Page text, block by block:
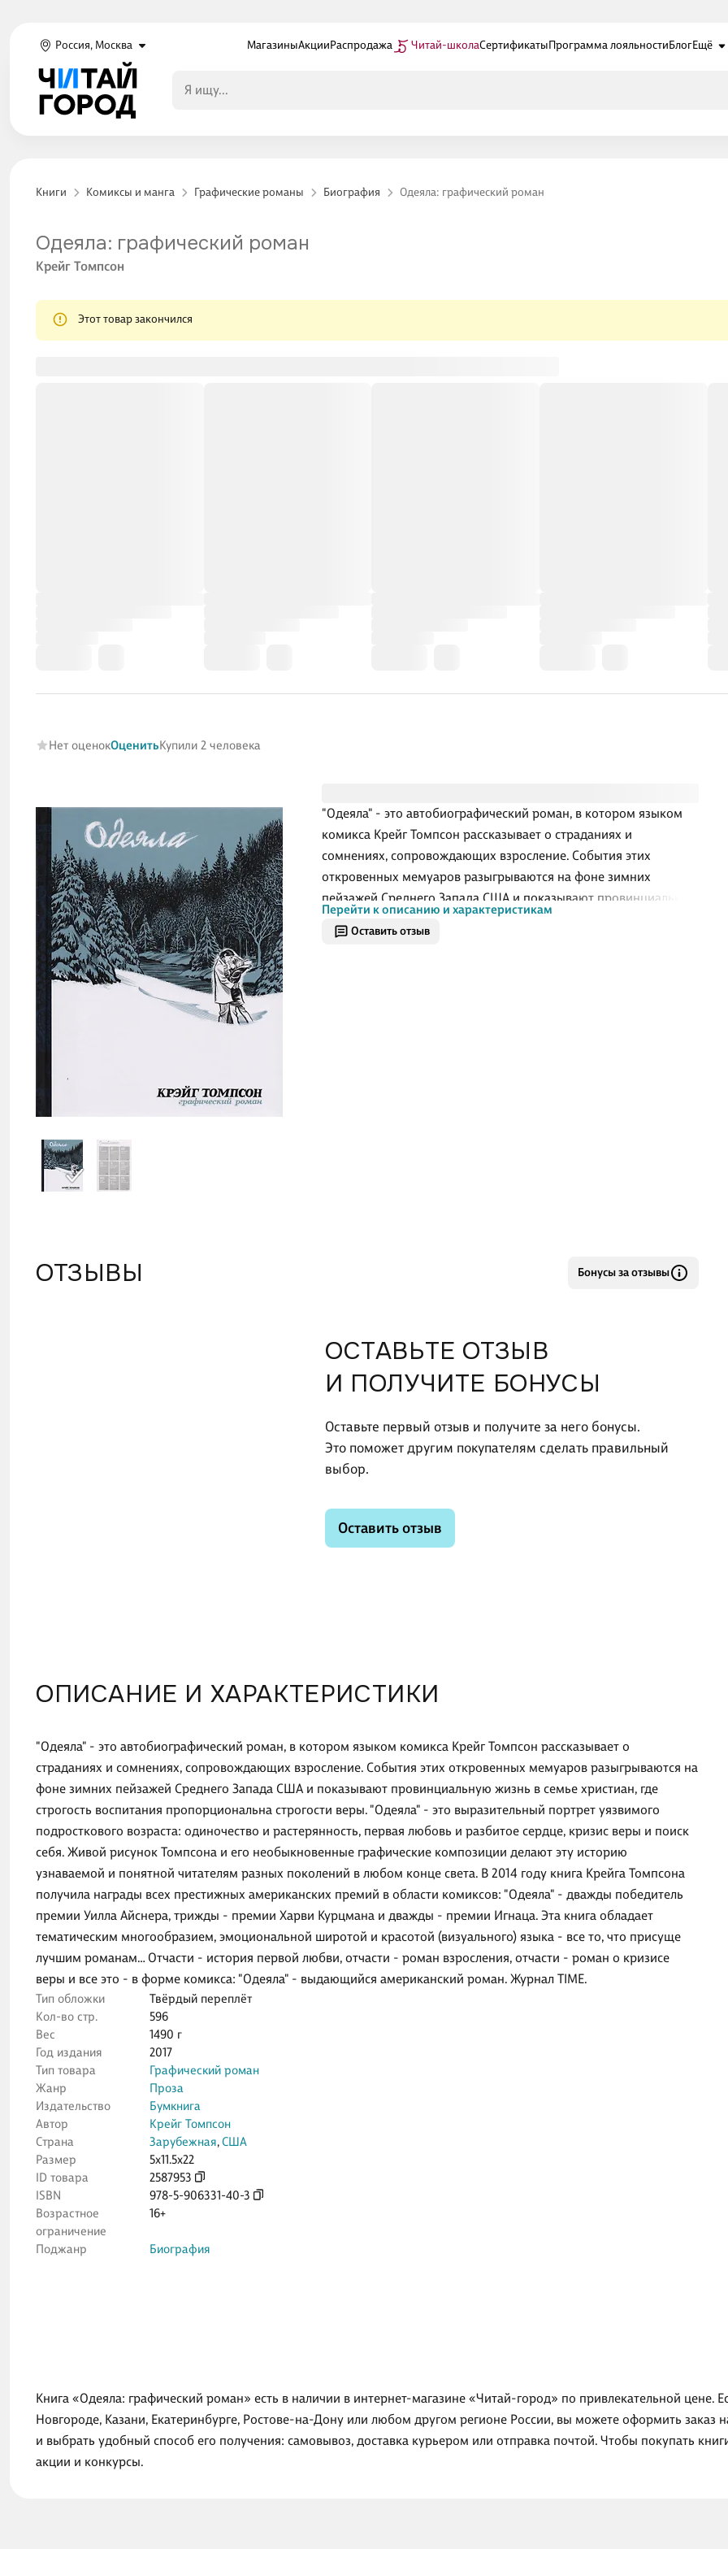
Россия, Москва МагазиныАкцииРаспродажа Читай-школаСертификатыПрограмма лояльностиБлогЕщё
Книги Комиксы и манга Графические романы Биография Одеяла: графический роман
Оставить отзыв
"Одеяла" - это автобиографический роман, в котором языком
комикса Крейг Томпсон рассказывает о страданиях и
сомнениях, сопровождающих взросление. События этих
откровенных мемуаров разыгрываются на фоне зимних
пейзажей Среднего Запада США и показывают провинциальную
жизнь в семье христиан, где строгость воспитания
пропорциональна строгости веры. "Одеяла" - это
Перейти к описанию и характеристикам
Одеяла: графический роман
Крейг Томпсон
Этот товар закончился
Нет оценокОценитьКупили 2 человека
ОПИСАНИЕ И ХАРАКТЕРИСТИКИ
"Одеяла" - это автобиографический роман, в котором языком комикса Крейг Томпсон рассказывает о
страданиях и сомнениях, сопровождающих взросление. События этих откровенных мемуаров разыгрываются на
фоне зимних пейзажей Среднего Запада США и показывают провинциальную жизнь в семье христиан, где
строгость воспитания пропорциональна строгости веры. "Одеяла" - это выразительный портрет уязвимого
подросткового возраста: одиночество и растерянность, первая любовь и разбитое сердце, кризис веры и поиск
себя. Живой рисунок Томпсона и его необыкновенные графические композиции делают эту историю
узнаваемой и понятной читателям разных поколений в любом конце света. В 2014 году книга Крейга Томпсона
получила награды всех престижных американских премий в области комиксов: "Одеяла" - дважды победитель
премии Уилла Айснера, трижды - премии Харви Курцмана и дважды - премии Игнаца. Эта книга обладает
тематическим многообразием, эмоциональной широтой и красотой (визуального) языка - все то, что присуще
лучшим романам… Отчасти - история первой любви, отчасти - роман взросления, отчасти - роман о кризисе
веры и все это - в форме комикса: "Одеяла" - выдающийся американский роман. Журнал TIME.
Тип обложки
Твёрдый переплёт
Кол-во стр.
596
Вес
1490 г
Год издания
2017
Тип товара
Графический роман
Жанр
Проза
Издательство
Бумкнига
Автор
Крейг Томпсон
Страна
Зарубежная,США
Размер
5x11.5x22
ID товара
2587953
ISBN
978-5-906331-40-3
Возрастное
ограничение
16+
Поджанр Биография
ОТЗЫВЫ Бонусы за отзывы
ОСТАВЬТЕ ОТЗЫВ
И ПОЛУЧИТЕ БОНУСЫ
Оставьте первый отзыв и получите за него бонусы.
Это поможет другим покупателям сделать правильный
выбор.
Оставить отзыв
Книга «Одеяла: графический роман» есть в наличии в интернет-магазине «Читай-город» по привлекательной цене.
Новгороде, Казани, Екатеринбурге, Ростове-на-Дону или любом другом регионе России, вы можете оформить заказ
и выбрать удобный способ его получения: самовывоз, доставка курьером или отправка почтой. Чтобы покупать
акции и конкурсы.